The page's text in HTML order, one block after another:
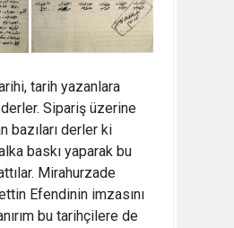
tarih yazanlara
derler. Sipariş üzerine
bazıları derler ki
baskı yaparak bu
Mirahurzade
Efendinin imzasını
bu tarihçilere de